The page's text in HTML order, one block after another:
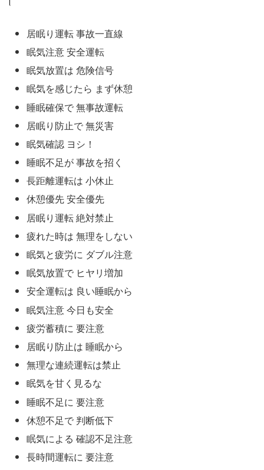
居眠り運転 事故一直線
眠気注意 安全運転
眠気放置は 危険信号
眠気を感じたら まず休憩
睡眠確保で 無事故運転
居眠り防止で 無災害
眠気確認 ヨシ！
睡眠不足が 事故を招く
長距離運転は 小休止
休憩優先 安全優先
居眠り運転 絶対禁止
疲れた時は 無理をしない
眠気と疲労に ダブル注意
眠気放置で ヒヤリ増加
安全運転は 良い睡眠から
眠気注意 今日も安全
疲労蓄積に 要注意
居眠り防止は 睡眠から
無理な連続運転は禁止
眠気を甘く見るな
睡眠不足に 要注意
休憩不足で 判断低下
眠気による 確認不足注意
長時間運転に 要注意